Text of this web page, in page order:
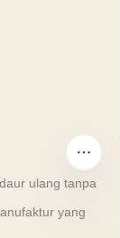
ulang tanpa
yang